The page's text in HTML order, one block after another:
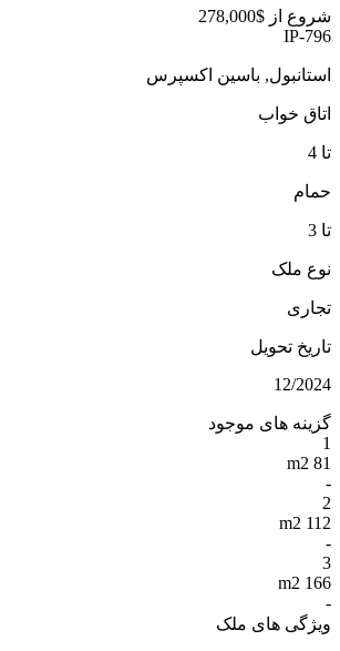
شروع از $278,000
IP-796
استانبول, باسین اکسپرس
اتاق خواب
تا 4
حمام
تا 3
نوع ملک
تجاری
تاریخ تحویل
12/2024
گزینه های موجود
1
81 m2
-
2
112 m2
-
3
166 m2
-
ویژگی های ملک